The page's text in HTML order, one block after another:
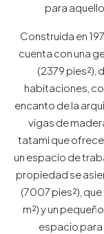
para
Construida en
cuenta con una
(2379 pies²),
habitaciones,
encanto de la
vigas de
tatami que
un espacio de
propiedad se
(7007 pies²), que
m²) y un
espacio para